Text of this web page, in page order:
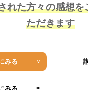
れた方々の感想を
ただきます
みる